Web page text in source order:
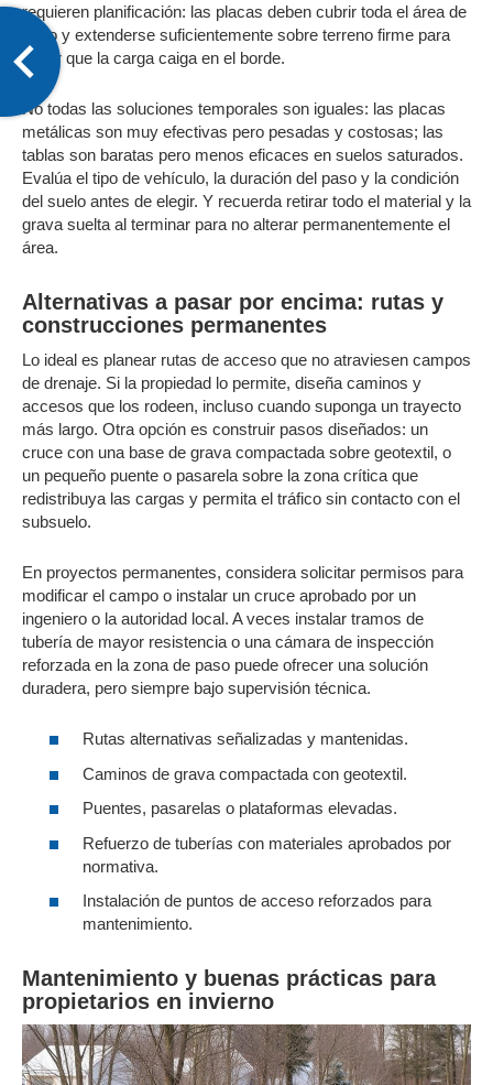
requieren planificación: las placas deben cubrir toda el área de
paso y extenderse suficientemente sobre terreno firme para
evitar que la carga caiga en el borde.
No todas las soluciones temporales son iguales: las placas
metálicas son muy efectivas pero pesadas y costosas; las
tablas son baratas pero menos eficaces en suelos saturados.
Evalúa el tipo de vehículo, la duración del paso y la condición
del suelo antes de elegir. Y recuerda retirar todo el material y la
grava suelta al terminar para no alterar permanentemente el
área.
Alternativas a pasar por encima: rutas y
construcciones permanentes
Lo ideal es planear rutas de acceso que no atraviesen campos
de drenaje. Si la propiedad lo permite, diseña caminos y
accesos que los rodeen, incluso cuando suponga un trayecto
más largo. Otra opción es construir pasos diseñados: un
cruce con una base de grava compactada sobre geotextil, o
un pequeño puente o pasarela sobre la zona crítica que
redistribuya las cargas y permita el tráfico sin contacto con el
subsuelo.
En proyectos permanentes, considera solicitar permisos para
modificar el campo o instalar un cruce aprobado por un
ingeniero o la autoridad local. A veces instalar tramos de
tubería de mayor resistencia o una cámara de inspección
reforzada en la zona de paso puede ofrecer una solución
duradera, pero siempre bajo supervisión técnica.
Rutas alternativas señalizadas y mantenidas.
Caminos de grava compactada con geotextil.
Puentes, pasarelas o plataformas elevadas.
Refuerzo de tuberías con materiales aprobados por
normativa.
Instalación de puntos de acceso reforzados para
mantenimiento.
Mantenimiento y buenas prácticas para
propietarios en invierno